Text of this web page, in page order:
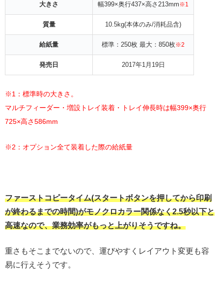
大きさ 幅399×奥行437×高さ213mm※1
質量 10.5kg(本体のみ/消耗品含)
給紙量 標準：250枚 最大：850枚※2
発売日 2017年1月19日
※1：標準時の大きさ。
マルチフィーダー・増設トレイ装着・トレイ伸長時は幅399×奥行
725×高さ586mm
※2：オプション全て装着した際の給紙量
ファーストコピータイム(スタートボタンを押してから印刷
が終わるまでの時間)がモノクロカラー関係なく2.5秒以下と
高速なので、業務効率がもっと上がりそうですね。
重さもそこまでないので、運びやすくレイアウト変更も容
易に行えそうです。